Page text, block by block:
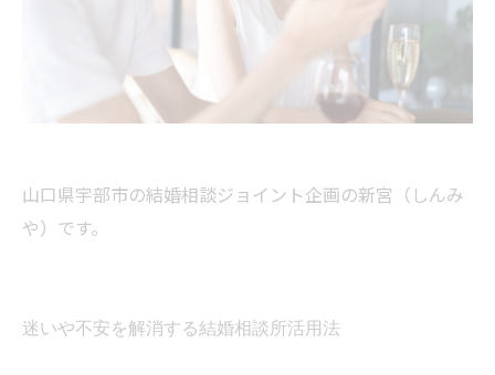
山口県宇部市の結婚相談ジョイント企画の新宮（しんみ
や）です。
迷いや不安を解消する結婚相談所活用法